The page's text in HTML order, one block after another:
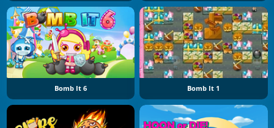
Bomb It 6 Bomb It 1